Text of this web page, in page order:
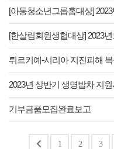
[아동청소년그롭홈대상]
[한살림회원생협대상] 2023
튀르키예-시리아 지진피해
2023년 상반기 생명밥차 지
기부금품모집완료보고
1 2 3